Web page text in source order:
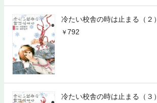
冷たい校舎の時は止まる（２）
792
冷たい校舎の時は止まる（３）